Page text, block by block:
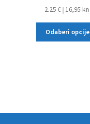
2.25 €| 16,95 kn
Odaberi opcije